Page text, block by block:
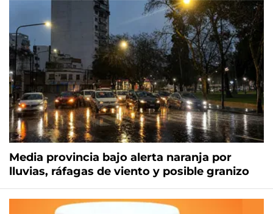
Media provincia bajo alerta naranja por
lluvias, ráfagas de viento y posible granizo